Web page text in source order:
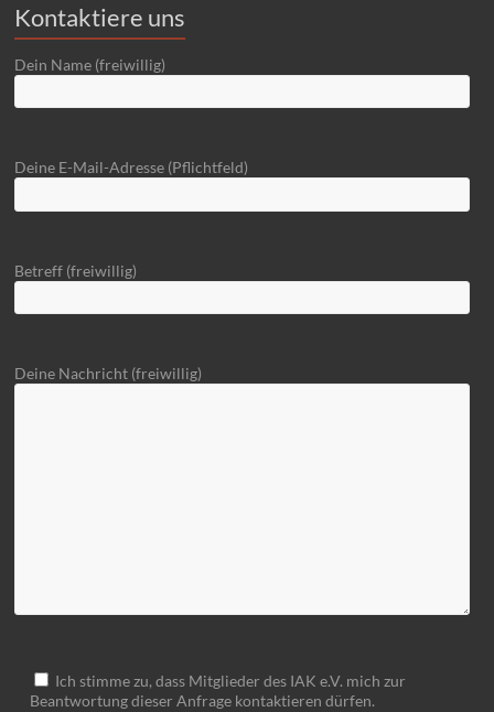
Kontaktiere uns
Dein Name (freiwillig)
Deine E-Mail-Adresse (Pflichtfeld)
Betreff (freiwillig)
Deine Nachricht (freiwillig)
Ich stimme zu, dass Mitglieder des IAK e.V. mich zur
Beantwortung dieser Anfrage kontaktieren dürfen.